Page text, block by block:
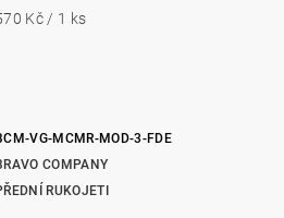
Kč / 1 ks
VG-MCMR-MOD-3-FDE
COMPANY
RUKOJETI